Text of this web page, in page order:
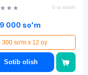
0 ta sharh
000 so'm
300 so'm x 12 oy
Sotib olish